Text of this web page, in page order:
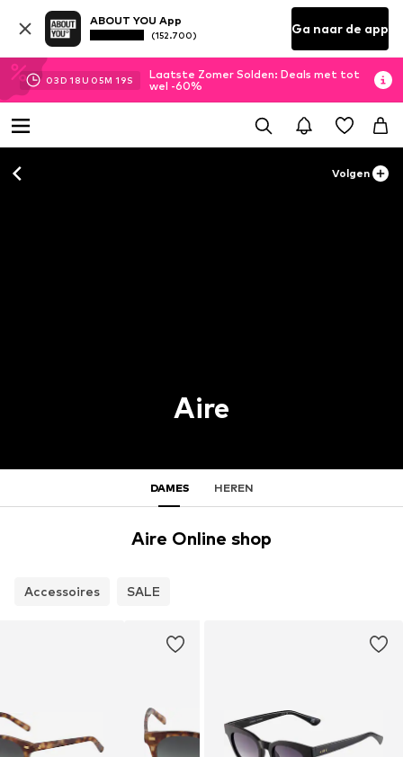
ABOUT YOU App
(152.700) Ga naar de app
03D 18U 05M 18S
Laatste Zomer Solden: Deals met tot
wel -60%
Volgen
Aire
DAMES HEREN
Aire Online shop
Accessoires SALE